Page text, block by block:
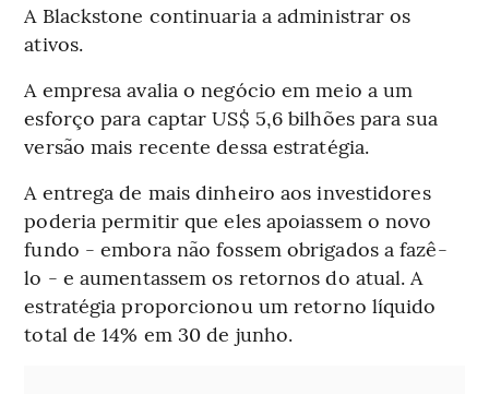
A Blackstone continuaria a administrar os
ativos.
A empresa avalia o negócio em meio a um
esforço para captar US$ 5,6 bilhões para sua
versão mais recente dessa estratégia.
A entrega de mais dinheiro aos investidores
poderia permitir que eles apoiassem o novo
fundo - embora não fossem obrigados a fazê-
lo - e aumentassem os retornos do atual. A
estratégia proporcionou um retorno líquido
total de 14% em 30 de junho.